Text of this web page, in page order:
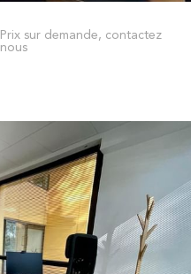
Prix sur demande, contactez
nous